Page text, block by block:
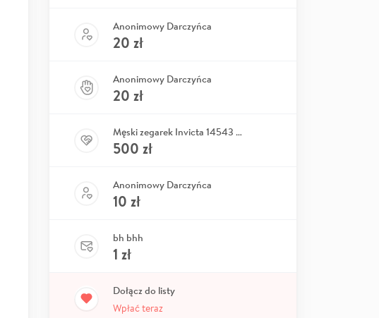
Anonimowy Darczyńca
20 zł
Anonimowy Darczyńca
20 zł
Męski zegarek Invicta 14543 Karol Wu
500 zł
Anonimowy Darczyńca
10 zł
bh bhh
1 zł
Dołącz do listy
Wpłać teraz